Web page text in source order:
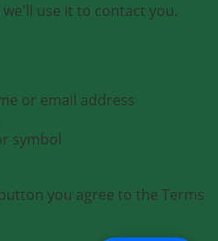
use it to contact you.
or email address
symbol
you agree to the Terms